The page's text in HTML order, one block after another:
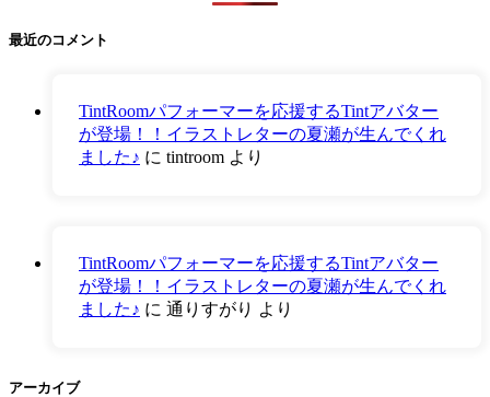
最近のコメント
TintRoomパフォーマーを応援するTintアバター
が登場！！イラストレターの夏瀬が生んでくれ
ました♪ に tintroom より
TintRoomパフォーマーを応援するTintアバター
が登場！！イラストレターの夏瀬が生んでくれ
ました♪ に 通りすがり より
アーカイブ